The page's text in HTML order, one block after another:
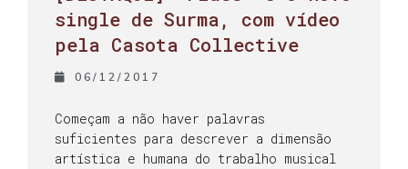
single de Surma, com vídeo
pela Casota Collective
06/12/2017
Começam a não haver palavras
suficientes para descrever a dimensão
artística e humana do trabalho musical